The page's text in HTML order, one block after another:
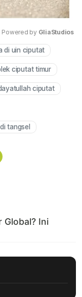
Mute
Powered by GliaStudios
di uin ciputat
ciputat timur
ciputat
tangsel